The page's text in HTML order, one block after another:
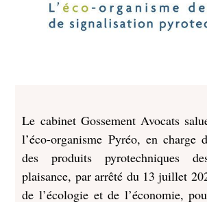
Le cabinet Gossement Avocats
l’éco-organisme Pyréo, en
des produits pyrotechniques
plaisance, par arrêté du 13 juillet
de l’écologie et de l’économie,